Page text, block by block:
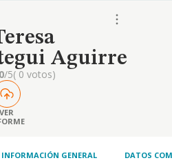
Aguirre
0/5( 0 votos)
VER
INFORMACIÓN GENERAL DATOS